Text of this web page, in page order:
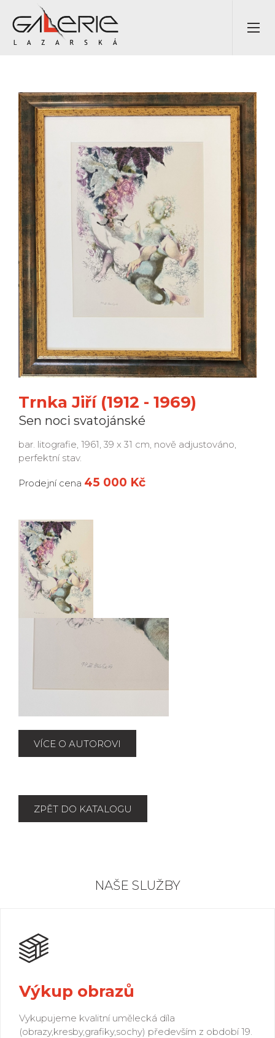
Trnka Jiří (1912 - 1969)
Sen noci svatojánské
bar. litografie, 1961, 39 x 31 cm, nově adjustováno,
perfektní stav.
Prodejní cena 45 000 Kč
VÍCE O AUTOROVI
ZPĚT DO KATALOGU
NAŠE SLUŽBY
Výkup obrazů
Vykupujeme kvalitní umělecká díla
(obrazy,kresby,grafiky,sochy) především z období 19.